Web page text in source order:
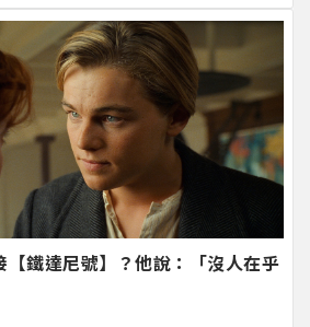
【鐵達尼號】？他說：「沒人在乎